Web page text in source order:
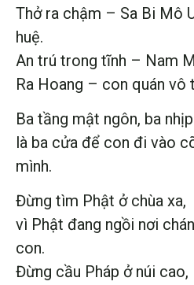
Thở ra chậm – Sa Bi Mô
huệ.
An trú trong tĩnh – Nam
Ra Hoang – con quán vô
Ba tầng mật ngôn, ba
là ba cửa để con đi vào
mình.
Đừng tìm Phật ở chùa xa,
vì Phật đang ngồi nơi
con.
Đừng cầu Pháp ở núi cao,